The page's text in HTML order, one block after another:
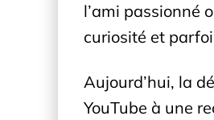
l’ami passionné
curiosité et
Aujourd’hui, la
YouTube à une